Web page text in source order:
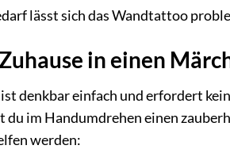
lässt sich das Wandtattoo
in einen
denkbar einfach und erfordert
im Handumdrehen einen
werden: